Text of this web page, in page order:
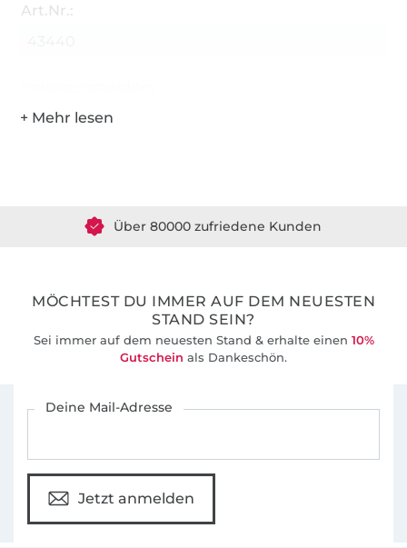
Art.Nr.:
Über 80000 zufriedene Kunden
MÖCHTEST DU IMMER AUF DEM NEUESTEN
STAND SEIN?
Sei immer auf dem neuesten Stand & erhalte einen 10%
Gutschein als Dankeschön.
Deine Mail-Adresse
Jetzt anmelden